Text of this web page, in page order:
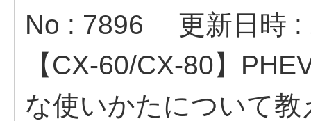
No : 7896
更新日時
【CX-60/CX-80】
な使いかたについて